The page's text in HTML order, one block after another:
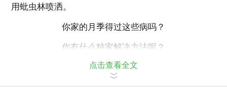
用蚍虫林喷洒。
你家的月季得过这些病吗？
你有什么独家解决方法呢？
欢迎留言分享~
点击查看全文